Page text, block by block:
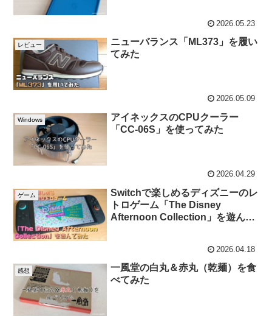
2026.05.23
レビュー
ニューバランス「ML373」を履い
てみた
2026.05.09
Windows
アイネックスのCPUクーラー
「CC-06S」を使ってみた
2026.04.29
ゲーム
Switchで楽しめるディズニーのレ
トロゲーム「The Disney
Afternoon Collection」を遊んで
2026.04.18
感想
一風堂の白丸＆赤丸（乾麺）を食
べてみた